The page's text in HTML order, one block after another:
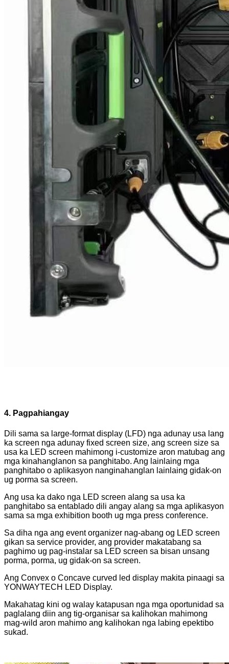
4. Pagpahiangay
Dili sama sa large-format display (LFD) nga adunay usa lang
ka screen nga adunay fixed screen size, ang screen size sa
usa ka LED screen mahimong i-customize aron matubag ang
mga kinahanglanon sa panghitabo. Ang lainlaing mga
panghitabo o aplikasyon nanginahanglan lainlaing gidak-on
ug porma sa screen.
Ang usa ka dako nga LED screen alang sa usa ka
panghitabo sa entablado dili angay alang sa mga aplikasyon
sama sa mga exhibition booth ug mga press conference.
Sa diha nga ang event organizer nag-abang og LED screen
gikan sa service provider, ang provider makatabang sa
paghimo ug pag-instalar sa LED screen sa bisan unsang
porma, porma, ug gidak-on sa screen.
Ang Convex o Concave curved led display makita pinaagi sa
YONWAYTECH LED Display.
Makahatag kini og walay katapusan nga mga oportunidad sa
paglalang diin ang tig-organisar sa kalihokan mahimong
mag-wild aron mahimo ang kalihokan nga labing epektibo
sukad.